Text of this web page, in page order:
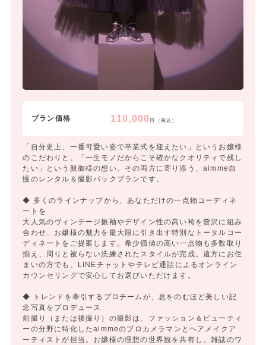
プラン価格 110,000円（税込）
「自分史上、一番可愛い姿で卒業式を迎えたい」というお嬢様
のこだわりと、「一生モノだからこそ確かなクオリティで残し
たい」という親御様の想い。その両方に寄り添う、aimme自
慢のレンタル＆撮影パックプランです。
◆ 多くのラインナップから、あなただけの一点物コーディネ
ートを
大人気のヴィンテージ振袖やデザイン性の高い袴を贅沢に組み
合わせ、お嬢様の魅力を最大限に引き出す特別なトータルコー
ディネートをご提案します。希少価値の高い一点物も多数取り
揃え、周りと被らない洗練されたスタイルが完成。遠方にお住
まいの方でも、LINEチャットやテレビ通話によるオンライン
カウンセリングで安心してお選びいただけます。
◆ トレンドを牽引するプロチームが、息をのむほど美しい記
念写真をプロデュース
前撮り（または後撮り）の撮影は、ファッション＆ビューティ
ーの分野に特化したaimmeのプロカメラマンとヘアメイクア
ーティストが担当。お嬢様の理想の世界観を共有し、雑誌のワ